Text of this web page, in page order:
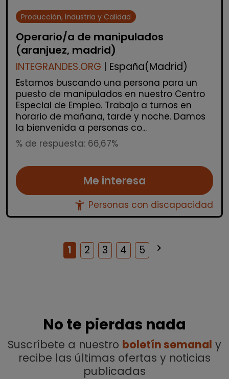
Producción, Industria y Calidad
Operario/a de manipulados
(aranjuez, madrid)
INTEGRANDES.ORG | España(Madrid)
Estamos buscando una persona para un
puesto de manipulados en nuestro Centro
Especial de Empleo. Trabajo a turnos en
horario de mañana, tarde y noche. Damos
la bienvenida a personas co...
% de respuesta: 66,67%
Me interesa
accessibility_new Personas con discapacidad
1 2 3 4 5 keyboard_arrow_right
No te pierdas nada
Suscríbete a nuestro boletín semanal y
recibe las últimas ofertas y noticias
publicadas